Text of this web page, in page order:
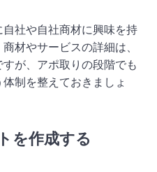
社や自社商材に興味を持
材やサービスの詳細は、
が、アポ取りの段階でも
制を整えておきましょ
を作成する